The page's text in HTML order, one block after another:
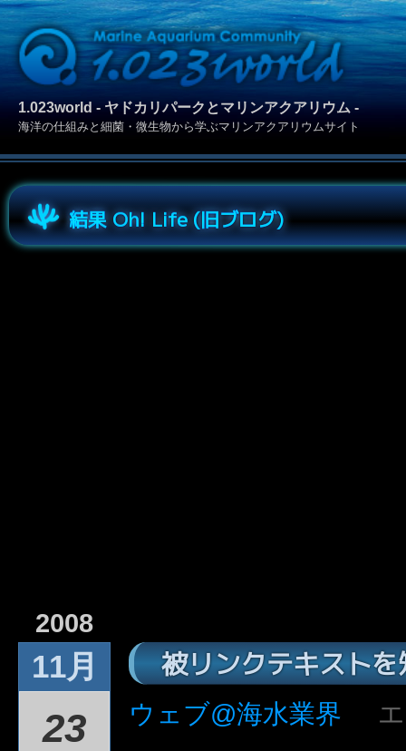
1.023world - ヤドカリパークとマリンアクアリウム -
海洋の仕組みと細菌・微生物から学ぶマリンアクアリウムサイト
結果 Oh! Life (旧ブログ)
2008
11月
23
被リンクテキストを
ウェブ@海水業界